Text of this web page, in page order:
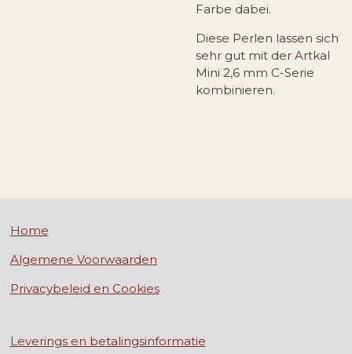
Farbe dabei.
Diese Perlen lassen sich
sehr gut mit der Artkal
Mini 2,6 mm C-Serie
kombinieren.
Home
Algemene Voorwaarden
Privacybeleid en Cookies
Leverings en betalingsinformatie